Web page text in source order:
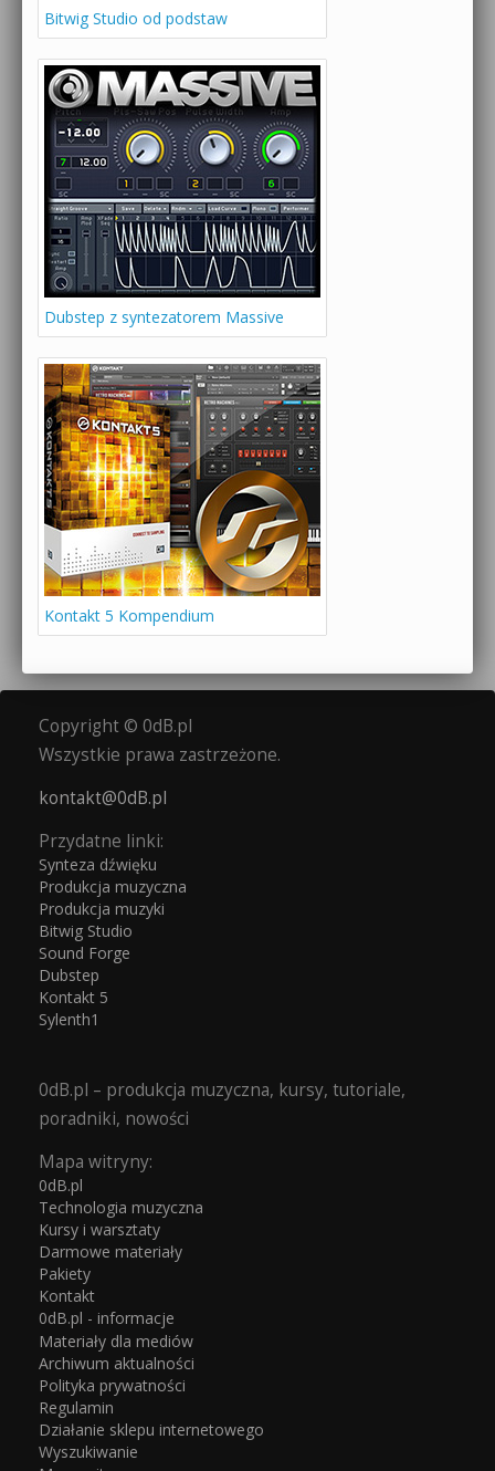
Bitwig Studio od podstaw
Dubstep z syntezatorem Massive
Kontakt 5 Kompendium
Copyright © 0dB.pl
Wszystkie prawa zastrzeżone.
kontakt@0dB.pl
Przydatne linki:
Synteza dźwięku
Produkcja muzyczna
Produkcja muzyki
Bitwig Studio
Sound Forge
Dubstep
Kontakt 5
Sylenth1
0dB.pl – produkcja muzyczna, kursy, tutoriale,
poradniki, nowości
Mapa witryny:
0dB.pl
Technologia muzyczna
Kursy i warsztaty
Darmowe materiały
Pakiety
Kontakt
0dB.pl - informacje
Materiały dla mediów
Archiwum aktualności
Polityka prywatności
Regulamin
Działanie sklepu internetowego
Wyszukiwanie